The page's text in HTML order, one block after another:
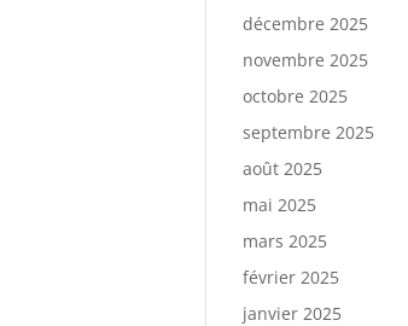
décembre 2025
novembre 2025
octobre 2025
septembre 2025
août 2025
mai 2025
mars 2025
février 2025
janvier 2025